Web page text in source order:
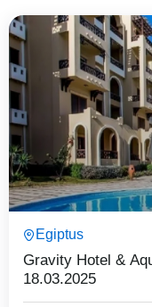
Egiptus
Gravity Hotel &
18.03.2025